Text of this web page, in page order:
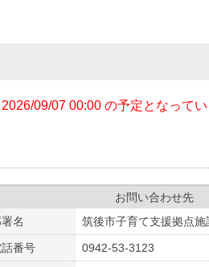
09/07 00:00 の予定となってい
お問い合わせ先
名
筑後市子育て支援拠点施
話番号 0942‐53‐3123